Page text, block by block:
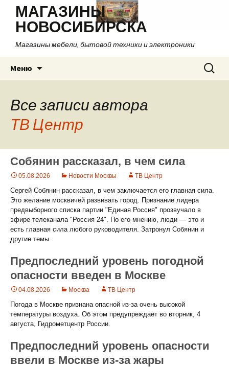
МАГАЗИНЫ
НОВОСИБИРСКА
Магазины мебели, бытовой техники и электроники
Меню
содержимому
Найти:
Все записи автора
ТВ Центр
Собянин рассказал, в чем сила
05.08.2026 Новости Москвы ТВ Центр
Сергей Собянин рассказал, в чем заключается его главная сила.
Это желание москвичей развивать город. Признание лидера
предвыборного списка партии "Единая Россия" прозвучало в
эфире телеканала "Россия 24". По его мнению, люди — это и
есть главная сила любого руководителя. Затронул Собянин и
другие темы.
Предпоследний уровень погодной
опасности введен в Москве
04.08.2026 Москва ТВ Центр
Погода в Москве признана опасной из-за очень высокой
температуры воздуха. Об этом предупреждает во вторник, 4
августа, Гидрометцентр России.
Предпоследний уровень опасности
ввели в Москве из-за жары